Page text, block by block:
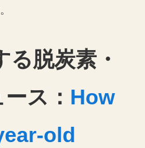
る脱炭素・
ス： How
old